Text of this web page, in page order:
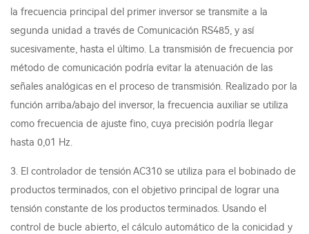
la frecuencia principal del primer inversor se transmite a la
segunda unidad a través de Comunicación RS485, y así
sucesivamente, hasta el último. La transmisión de frecuencia por
método de comunicación podría evitar la atenuación de las
señales analógicas en el proceso de transmisión. Realizado por la
función arriba/abajo del inversor, la frecuencia auxiliar se utiliza
como frecuencia de ajuste fino, cuya precisión podría llegar
hasta 0,01 Hz.
3. El controlador de tensión AC310 se utiliza para el bobinado de
productos terminados, con el objetivo principal de lograr una
tensión constante de los productos terminados. Usando el
control de bucle abierto, el cálculo automático de la conicidad y